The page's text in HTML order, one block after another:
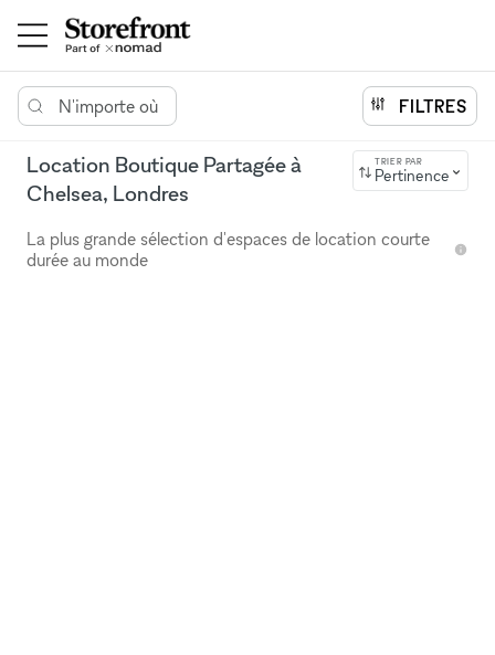
N'importe où FILTRES
Location Boutique Partagée à
Chelsea, Londres
TRIER PAR
Pertinence
La plus grande sélection d'espaces de location courte
durée au monde